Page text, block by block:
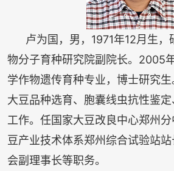
卢为国，男，1971年12月生，
物分子育种研究院副院长。2005
学作物遗传育种专业，博士研究
大豆品种选育、胞囊线虫抗性鉴
工作。任国家大豆改良中心郑州
豆产业技术体系郑州综合试验站
会副理事长等职务。